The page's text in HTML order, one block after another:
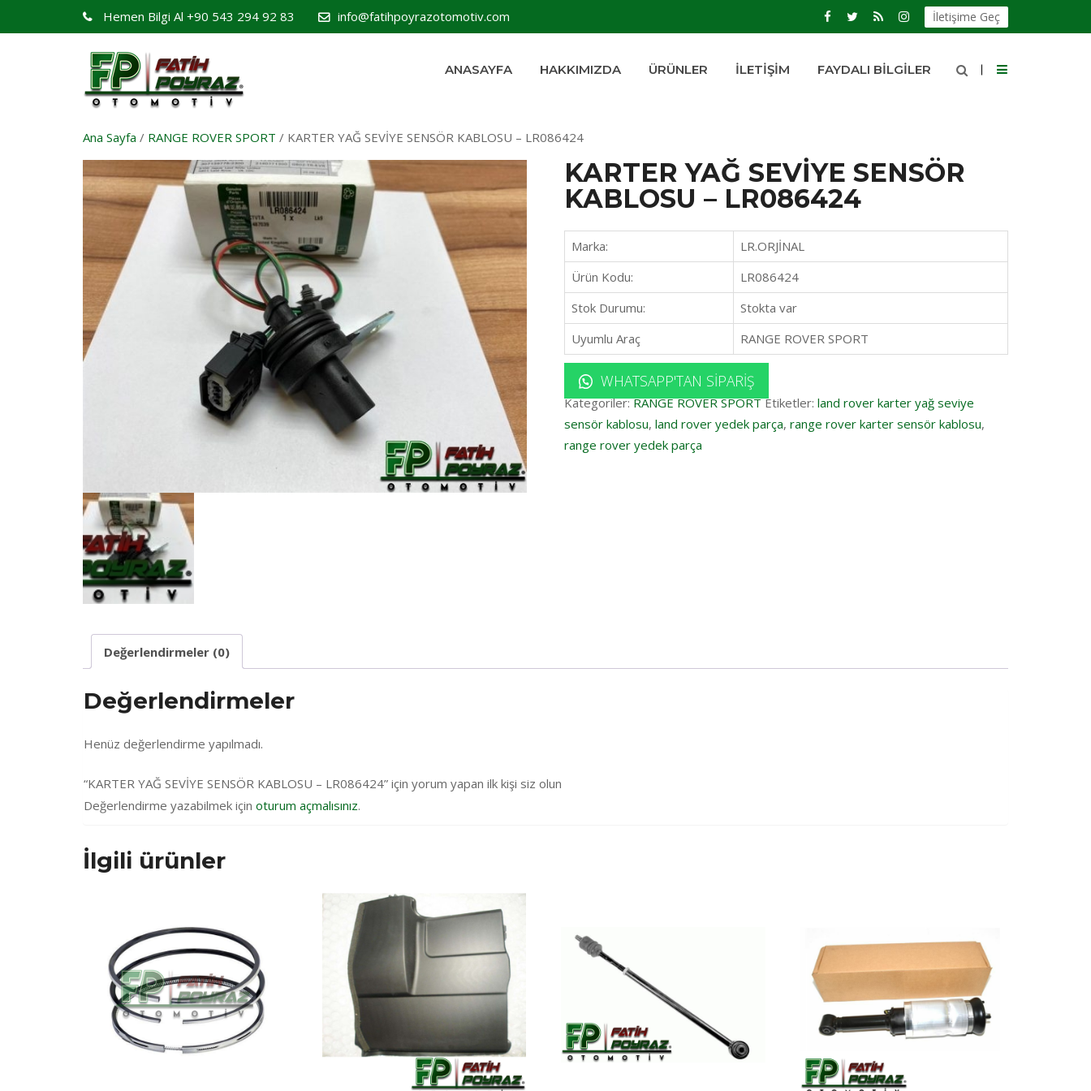
Hemen Bilgi Al +90 543 294 92 83 info@fatihpoyrazotomotiv.com İletişime Geç
ANASAYFA HAKKIMIZDA ÜRÜNLER İLETIŞIM FAYDALI BILGILER
Ana Sayfa / RANGE ROVER SPORT / KARTER YAĞ SEVİYE SENSÖR KABLOSU – LR086424
KARTER YAĞ SEVİYE SENSÖR
KABLOSU – LR086424
Marka:
LR.ORJİNAL
Ürün Kodu:
LR086424
Stok Durumu:
Stokta var
Uyumlu Araç
RANGE ROVER SPORT
WHATSAPP'TAN SIPARIŞ
Kategoriler:RANGE ROVER SPORT Etiketler: land rover karter yağ seviye
sensör kablosu, land rover yedek parça, range rover karter sensör kablosu,
range rover yedek parça
Değerlendirmeler (0)
Değerlendirmeler
Henüz değerlendirme yapılmadı.
“KARTER YAĞ SEVİYE SENSÖR KABLOSU – LR086424” için yorum yapan ilk kişi siz olun
Değerlendirme yazabilmek için oturum açmalısınız.
İlgili ürünler